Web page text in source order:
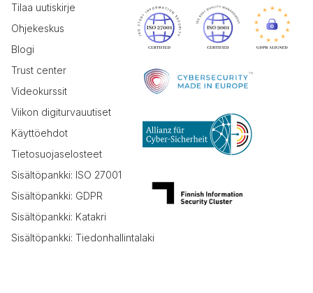
Tilaa uutiskirje
Ohjekeskus
Blogi
Trust center
Videokurssit
Viikon digiturvauutiset
Käyttöehdot
Tietosuojaselosteet
Sisältöpankki: ISO 27001
Sisältöpankki: GDPR
Sisältöpankki: Katakri
Sisältöpankki: Tiedonhallintalaki